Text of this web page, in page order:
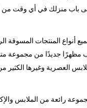
باب منزلك في أي وقت من
أنواع المنتجات المسوقة
مظهرًا جديدًا من مجموعة
العصرية وغيرها الكثير
رائعة من الملابس